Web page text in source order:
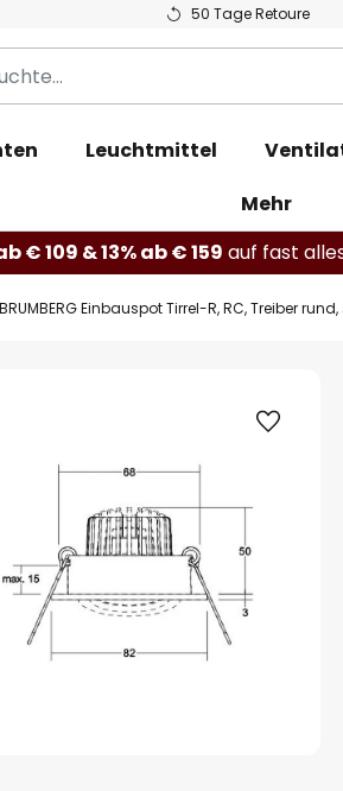
50 Tage Retoure
Leuchtmittel
Mehr
€ 109 & 13% ab € 159 auf fast
BRUMBERG Einbauspot Tirrel-R, RC, Treiber